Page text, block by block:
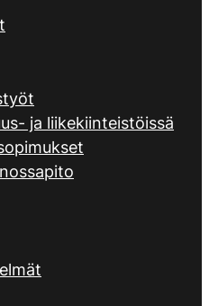
ja liikekiinteistöissä